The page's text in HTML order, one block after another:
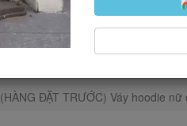
(HÀNG ĐẶT TRƯỚC) Váy hoodie